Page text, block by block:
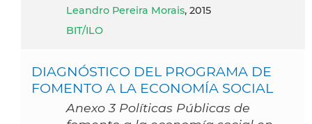
Leandro Pereira Morais, 2015
BIT/ILO
DIAGNÓSTICO DEL PROGRAMA DE
FOMENTO A LA ECONOMÍA SOCIAL
Anexo 3 Políticas Públicas de